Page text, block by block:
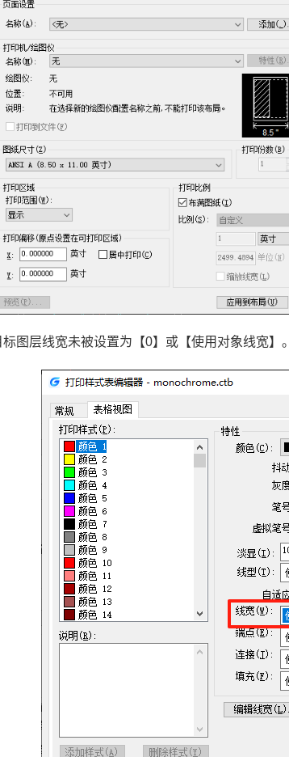
标图层线宽未被设置为【0】或【使用对象线宽】。